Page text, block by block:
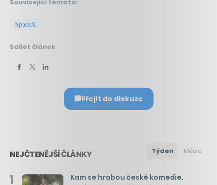
Související témata:
SpaceX
Sdílet článek
Přejít do diskuze
NEJČTENĚJŠÍ ČLÁNKY Týden Měsíc
1
Kam se hrabou české komedie.